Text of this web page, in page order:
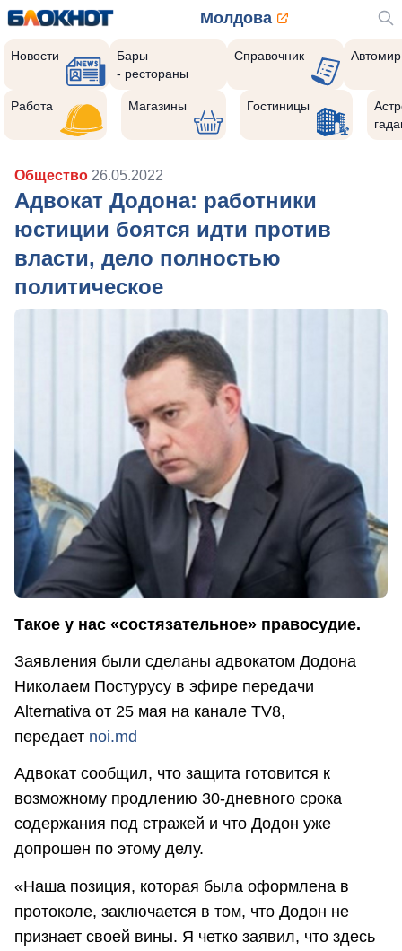
Молдова
Новости
Бары
- рестораны
Справочник Автомир
Работа Магазины Гостиницы
Общество 26.05.2022
Адвокат Додона: работники
юстиции боятся идти против
власти, дело полностью
политическое
Такое у нас «состязательное» правосудие.
Заявления были сделаны адвокатом Додона
Николаем Постурусу в эфире передачи
Alternativa от 25 мая на канале TV8,
передает noi.md
Адвокат сообщил, что защита готовится к
возможному продлению 30-дневного срока
содержания под стражей и что Додон уже
допрошен по этому делу.
«Наша позиция, которая была оформлена в
протоколе, заключается в том, что Додон не
признает своей вины. Я четко заявил, что здесь